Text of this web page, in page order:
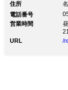
住所
電話番号
営業時間
URL
/